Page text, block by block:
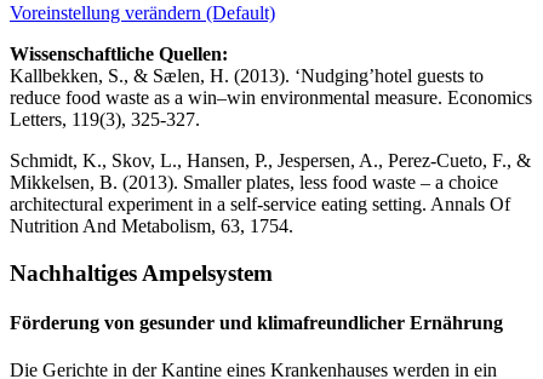
Voreinstellung verändern (Default)
Wissenschaftliche Quellen:
Kallbekken, S., & Sælen, H. (2013). ‘Nudging’hotel guests to
reduce food waste as a win–win environmental measure. Economics
Letters, 119(3), 325-327.
Schmidt, K., Skov, L., Hansen, P., Jespersen, A., Perez-Cueto, F., &
Mikkelsen, B. (2013). Smaller plates, less food waste – a choice
architectural experiment in a self-service eating setting. Annals Of
Nutrition And Metabolism, 63, 1754.
Nachhaltiges Ampelsystem
Förderung von gesunder und klimafreundlicher Ernährung
Die Gerichte in der Kantine eines Krankenhauses werden in ein